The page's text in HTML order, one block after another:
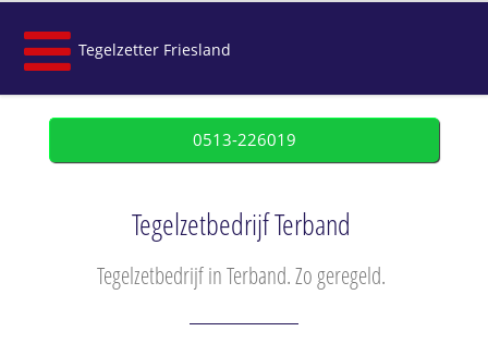
Tegelzetter Friesland
0513-226019
Tegelzetbedrijf Terband
Tegelzetbedrijf in Terband. Zo geregeld.